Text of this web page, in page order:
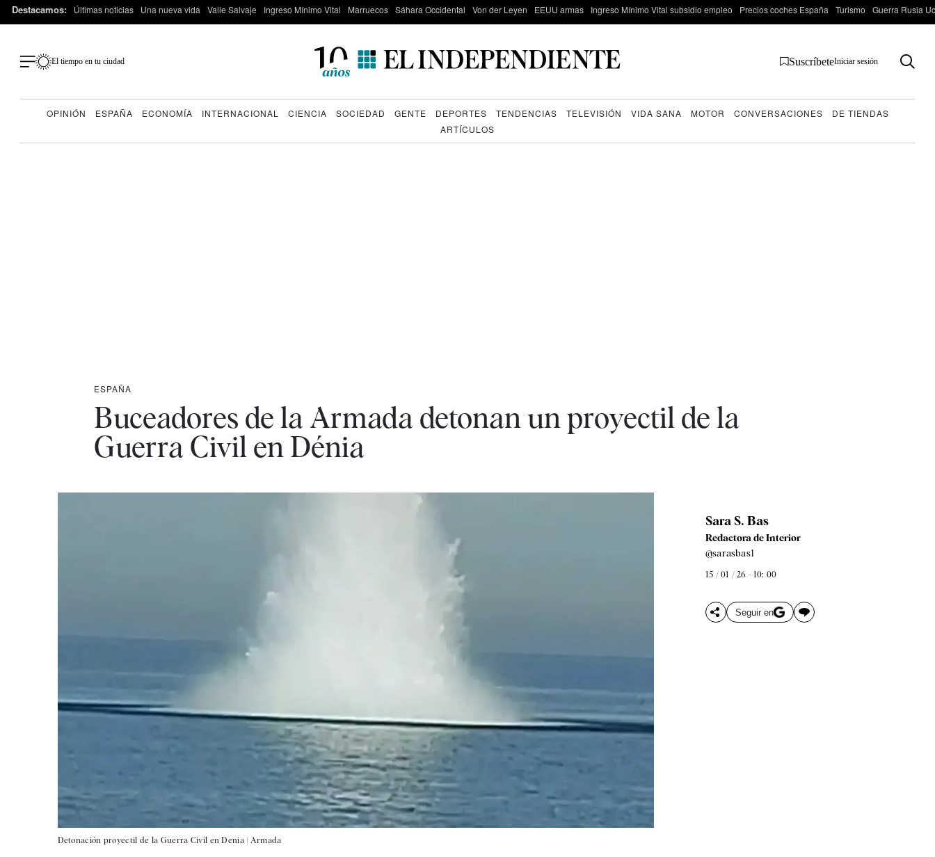
Destacamos: Últimas noticias Una nueva vida Valle Salvaje Ingreso Mínimo Vital Marruecos Sáhara Occidental Von der Leyen EEUU armas Ingreso Mínimo Vital subsidio empleo Precios coches España Turismo Guerra Rusia
El tiempo en tu ciudad SuscríbeteIniciar sesión
OPINIÓN ESPAÑA ECONOMÍA INTERNACIONAL CIENCIA SOCIEDAD GENTE DEPORTES TENDENCIAS TELEVISIÓN VIDA SANA MOTOR CONVERSACIONES
DE TIENDAS
ARTÍCULOS
ESPAÑA
Buceadores de la Armada detonan un proyectil de la
Guerra Civil en Dénia
Detonación proyectil de la Guerra Civil en Denia | Armada
Sara S. Bas
Redactora de Interior
@sarasbas1
15 / 01 / 26 - 10: 00
Seguir en